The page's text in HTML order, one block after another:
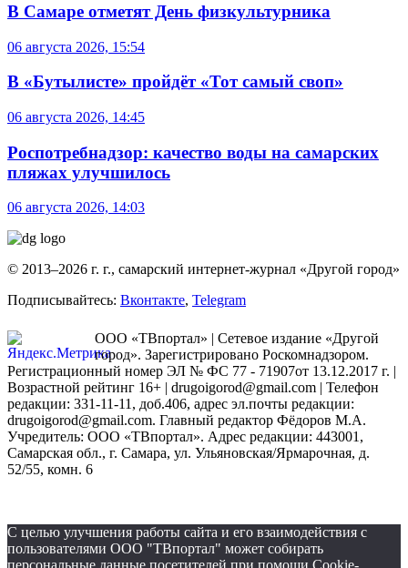
В Самаре отметят День физкультурника
06 августа 2026, 15:54
В «Бутылисте» пройдёт «Тот самый своп»
06 августа 2026, 14:45
Роспотребнадзор: качество воды на самарских
пляжах улучшилось
06 августа 2026, 14:03
© 2013–2026 г. г., самарский интернет-журнал «Другой город»
Подписывайтесь: Вконтакте, Telegram
ООО «ТВпортал» | Сетевое издание «Другой
город». Зарегистрировано Роскомнадзором.
Регистрационный номер ЭЛ № ФС 77 - 71907от 13.12.2017 г. |
Возрастной рейтинг 16+ | drugoigorod@gmail.com | Телефон
редакции: 331-11-11, доб.406, адрес эл.почты редакции:
drugoigorod@gmail.com. Главный редактор Фёдоров М.А.
Учредитель: ООО «ТВпортал». Адрес редакции: 443001,
Самарская обл., г. Самара, ул. Ульяновская/Ярмарочная, д.
52/55, комн. 6
С целью улучшения работы сайта и его взаимодействия с
пользователями ООО "ТВпортал" может собирать